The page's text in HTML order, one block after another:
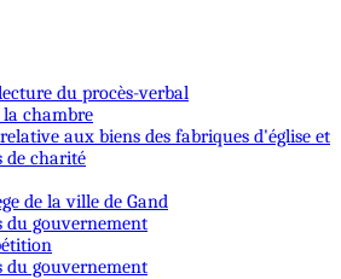
du procès-verbal
la chambre
aux biens des fabriques d'église et
de charité
de la ville de Gand
du gouvernement
du gouvernement